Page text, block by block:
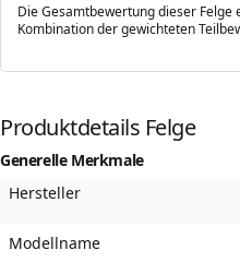
Die Gesamtbewertung dieser Felge
Kombination der gewichteten
Produktdetails Felge
Generelle Merkmale
Hersteller
Modellname